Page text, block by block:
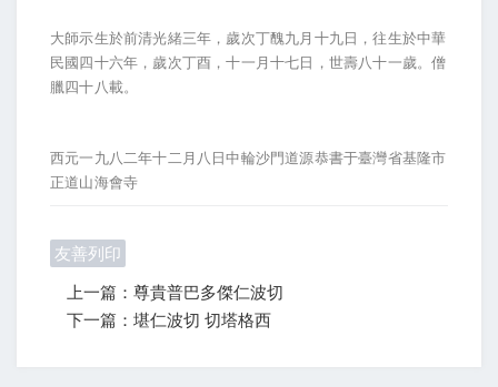
大師示生於前清光緒三年，歲次丁醜九月十九日，往生於中華
民國四十六年，歲次丁酉，十一月十七日，世壽八十一歲。僧
臘四十八載。
西元一九八二年十二月八日中輪沙門道源恭書于臺灣省基隆市
正道山海會寺
友善列印
上一篇：尊貴普巴多傑仁波切
下一篇：堪仁波切 切塔格西